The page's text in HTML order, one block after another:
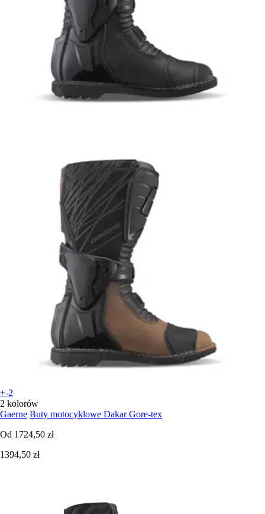
+-2
2 kolorów
Gaerne Buty motocyklowe Dakar Gore-tex
Od 1724,50 zł
1394,50 zł